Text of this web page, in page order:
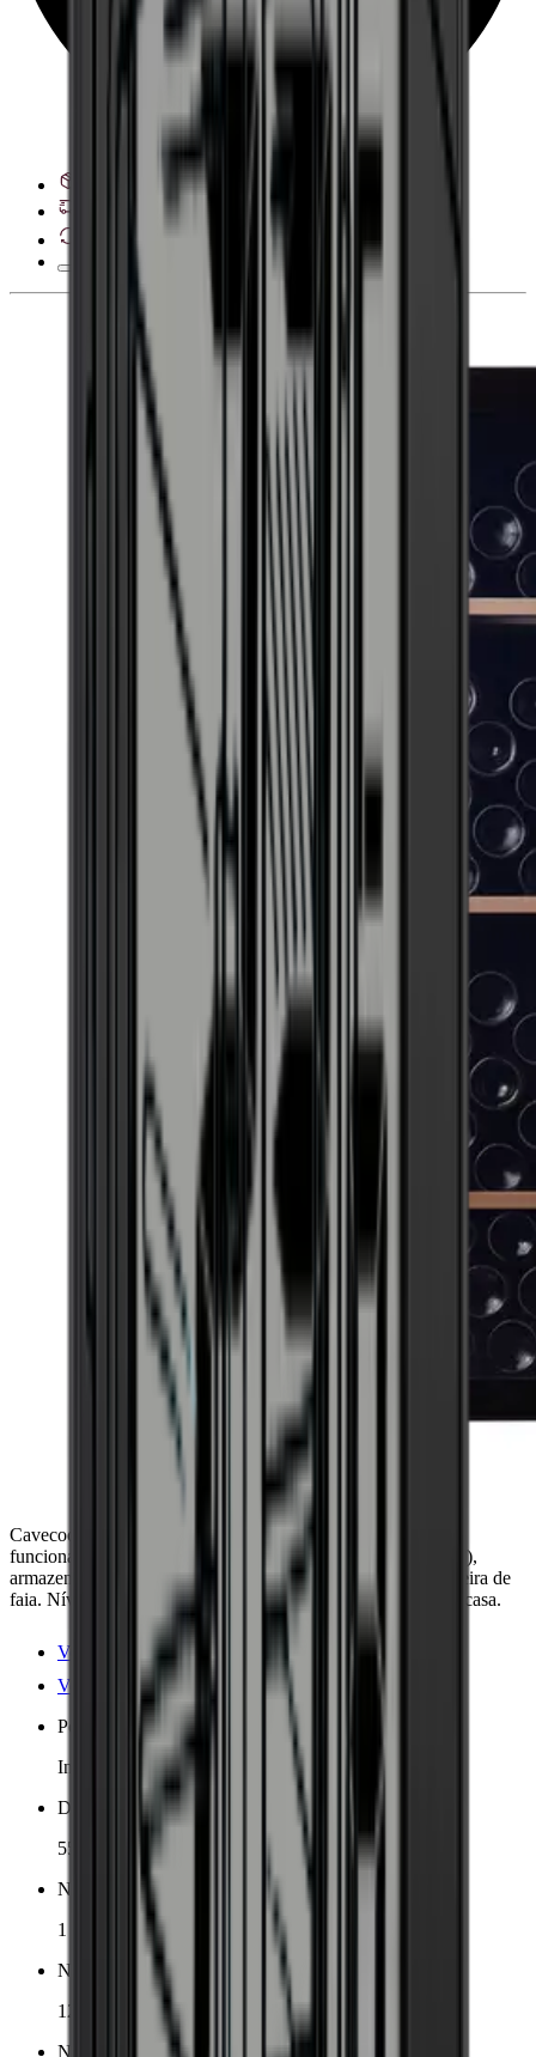
Veja opções de entrega
28 dias de direito de desistência
Cavecool Chill Sapphire: cave de vinho elegante com
funcionalidade avançada. Zona de temperatura única (5°-20°),
armazena 122 garrafas de bordeaux em 3 prateleiras de madeira de
faia. Nível de ruído de apenas 38 dB, colocação flexível em casa.
Ver detalhes do produto
Ver especificações
Posicionamento
Independente
Dimensões (LxAxP cm)
55 x 127.7 x 56.5 cm
Número de zonas de resfriamento
1 zona
Número de garrafas (Bordeaux)
122
Nível de ruído